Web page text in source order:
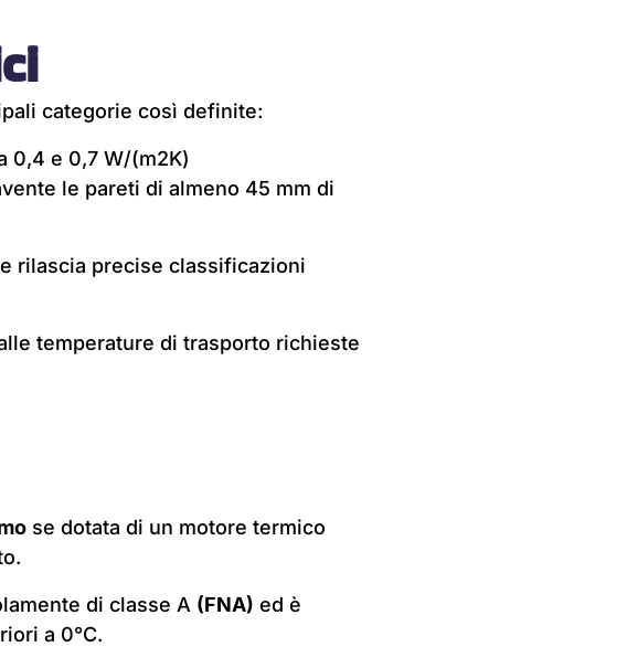
categorie così definite:
0,4 e 0,7 W/(m2K)
le pareti di almeno 45 mm di
rilascia precise classificazioni
temperature di trasporto richieste
se dotata di un motore termico
di classe A (FNA) ed è
a 0°C.